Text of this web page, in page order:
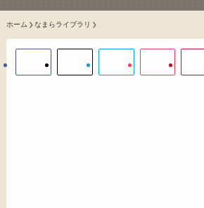
ホーム なまらライブラリ